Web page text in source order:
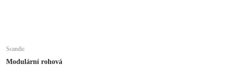
Scandic
Modulární rohová